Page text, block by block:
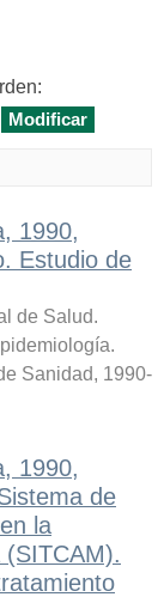
1990,
Estudio de
de Salud.
Sanidad, 1990-
1990,
de
la